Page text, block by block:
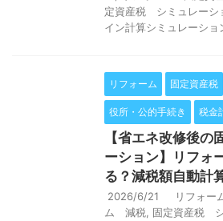
定資産税 シミュレーシ
イン計算シミュレーショ
リフォーム 固定資産税
役所・公的手続き 税金
【省エネ改修後の
ーション】リフォ
る？減税額自動計
2026/6/21 リフォ
ム 減税
固定資産税